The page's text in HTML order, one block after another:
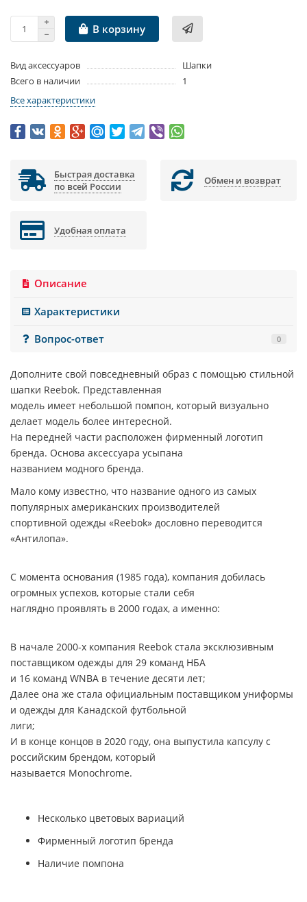
В корзину
Вид аксессуаров
Шапки
Всего в наличии
1
Все характеристики
Быстрая доставка
по всей России
Обмен и возврат
Удобная оплата
Описание
Характеристики
Вопрос-ответ
0
Дополните свой повседневный образ с помощью стильной
шапки Reebok. Представленная
модель имеет небольшой помпон, который визуально
делает модель более интересной.
На передней части расположен фирменный логотип
бренда. Основа аксессуара усыпана
названием модного бренда.
Мало кому известно, что название одного из самых
популярных американских производителей
спортивной одежды «Reebok» дословно переводится
«Антилопа».
С момента основания (1985 года), компания добилась
огромных успехов, которые стали себя
наглядно проявлять в 2000 годах, а именно:
В начале 2000-х компания Reebok стала эксклюзивным
поставщиком одежды для 29 команд НБА
и 16 команд WNBA в течение десяти лет;
Далее она же стала официальным поставщиком униформы
и одежды для Канадской футбольной
лиги;
И в конце концов в 2020 году, она выпустила капсулу с
российским брендом, который
называется Monochrome.
Несколько цветовых вариаций
Фирменный логотип бренда
Наличие помпона